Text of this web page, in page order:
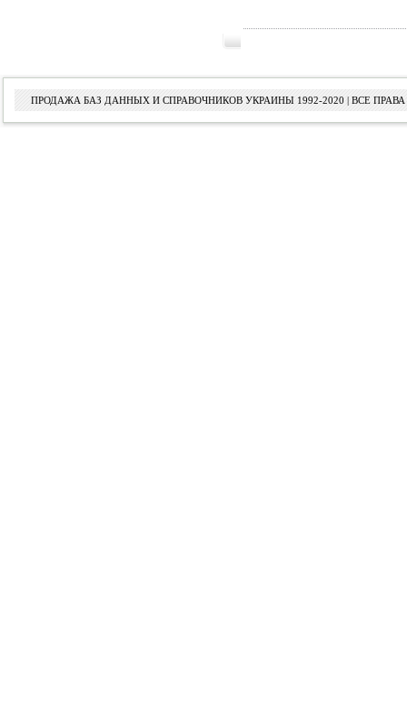
ПРОДАЖА БАЗ ДАННЫХ И СПРАВОЧНИКОВ УКРАИНЫ 1992-2020 | ВСЕ